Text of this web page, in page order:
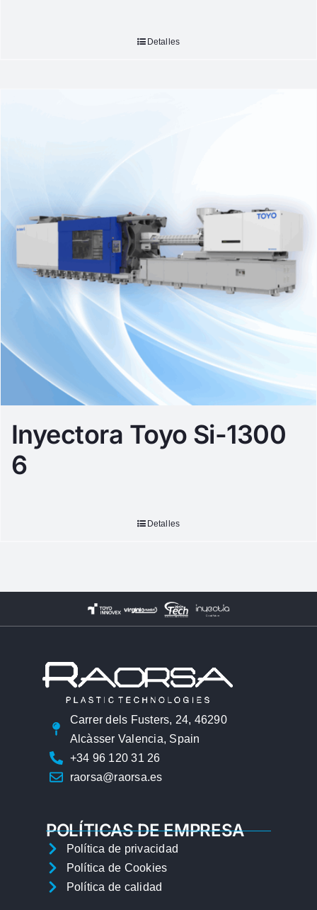
Detalles
Inyectora Toyo Si-1300
6
Detalles
Carrer dels Fusters, 24, 46290
Alcàsser Valencia, Spain
+34 96 120 31 26
raorsa@raorsa.es
POLÍTICAS DE EMPRESA
Política de privacidad
Política de Cookies
Política de calidad